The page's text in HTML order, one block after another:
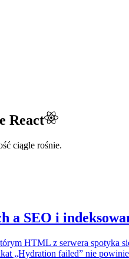
React
ciągle rośnie.
a SEO i
HTML z serwera spotyka
„Hydration failed” nie